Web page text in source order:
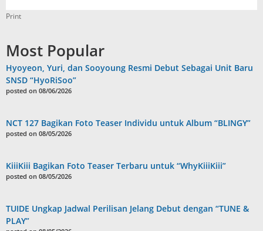
Print
Most Popular
Hyoyeon, Yuri, dan Sooyoung Resmi Debut Sebagai Unit Baru
SNSD “HyoRiSoo”
posted on 08/06/2026
NCT 127 Bagikan Foto Teaser Individu untuk Album “BLINGY”
posted on 08/05/2026
KiiiKiii Bagikan Foto Teaser Terbaru untuk “WhyKiiiKiii”
posted on 08/05/2026
TUIDE Ungkap Jadwal Perilisan Jelang Debut dengan “TUNE &
PLAY”